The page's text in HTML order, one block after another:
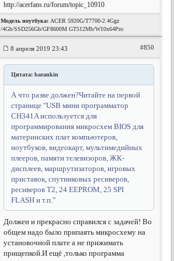
http://acerfans.ru/forum/topic_10910
Модель ноутбука: ACER 5920G/T7700-2.4Ggz
/4Gb/SSD256Gb/GF8600M GT512Mb/W10x64Pro
8 апреля 2019 23:43 #850
Цитата: barankin
А что разве должен?Читайте на первой
странице "USB мини программатор
CH341A используется для
программирования микросхем BIOS для
материнских плат компьютеров,
ноутбуков, видеокарт, мультимедийных
плееров, памяти телевизоров, ЖК-
дисплеев, маршрутизаторов, игровых
приставок, спутниковых ресиверов,
ресиверов T2, 24 EEPROM, 25 SPI
FLASH и т.п."
Должен и прекрасно справился с задачей! Во
общем надо было припаять микросхему на
установочной плате а не прижимать
прищепкой.И ещё ,только программа